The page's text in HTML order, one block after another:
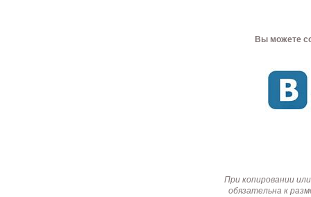
Вы можете
При копировании
обязательна к